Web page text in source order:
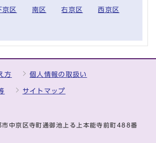
京区 南区 右京区 西京区
方 個人情報の取扱い
サイトマップ
京区寺町通御池上る上本能寺前町488番